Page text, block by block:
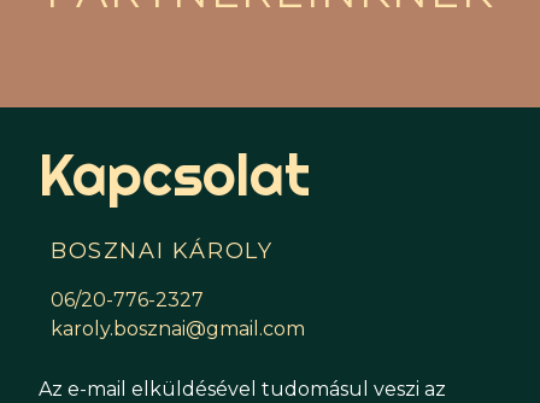
Kapcsolat
BOSZNAI KÁROLY
06/20-776-2327
karoly.bosznai@gmail.com
Az e-mail elküldésével tudomásul veszi az